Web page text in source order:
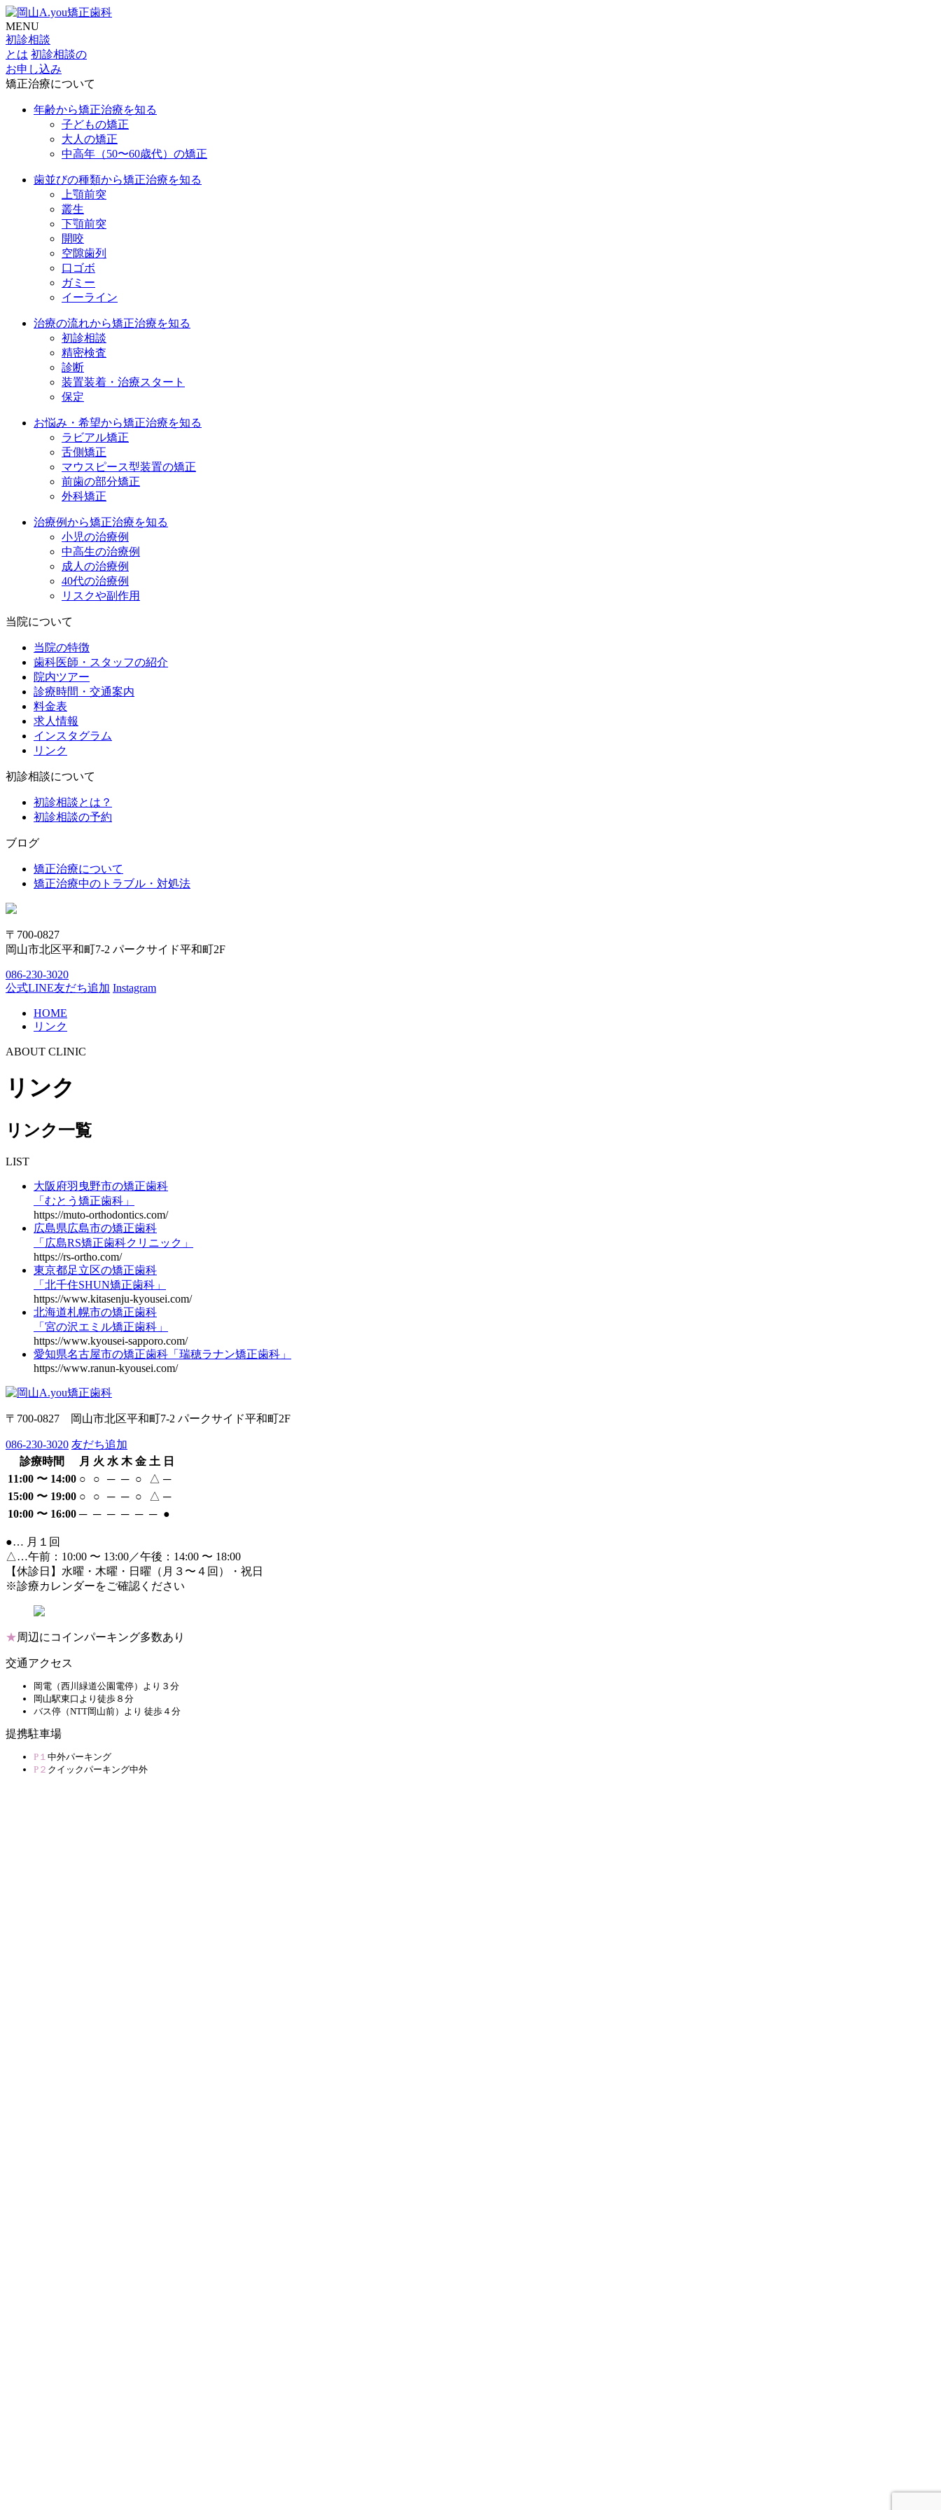
MENU
初診相談
とは 初診相談の
お申し込み
矯正治療について
年齢から矯正治療を知る
子どもの矯正
大人の矯正
中高年（50〜60歳代）の矯正
歯並びの種類から矯正治療を知る
上顎前突
叢生
下顎前突
開咬
空隙歯列
口ゴボ
ガミー
イーライン
治療の流れから矯正治療を知る
初診相談
精密検査
診断
装置装着・治療スタート
保定
お悩み・希望から矯正治療を知る
ラビアル矯正
舌側矯正
マウスピース型装置の矯正
前歯の部分矯正
外科矯正
治療例から矯正治療を知る
小児の治療例
中高生の治療例
成人の治療例
40代の治療例
リスクや副作用
当院について
当院の特徴
歯科医師・スタッフの紹介
院内ツアー
診療時間・交通案内
料金表
求人情報
インスタグラム
リンク
初診相談について
初診相談とは？
初診相談の予約
ブログ
矯正治療について
矯正治療中のトラブル・対処法
〒700-0827
岡山市北区平和町7-2 パークサイド平和町2F
086-230-3020
公式LINE友だち追加 Instagram
HOME
リンク
ABOUT CLINIC
リンク
リンク一覧
LIST
大阪府羽曳野市の矯正歯科
「むとう矯正歯科」
https://muto-orthodontics.com/
広島県広島市の矯正歯科
「広島RS矯正歯科クリニック」
https://rs-ortho.com/
東京都足立区の矯正歯科
「北千住SHUN矯正歯科」
https://www.kitasenju-kyousei.com/
北海道札幌市の矯正歯科
「宮の沢エミル矯正歯科」
https://www.kyousei-sapporo.com/
愛知県名古屋市の矯正歯科「瑞穂ラナン矯正歯科」
https://www.ranun-kyousei.com/
〒700-0827 岡山市北区平和町7-2 パークサイド平和町2F
086-230-3020 友だち追加
診療時間
月 火 水 木 金 土 日
11:00 〜 14:00 ○ ○ ─ ─ ○ △ ─
15:00 〜 19:00 ○ ○ ─ ─ ○ △ ─
10:00 〜 16:00 ─ ─ ─ ─ ─ ─ ●
●… 月１回
△…午前：10:00 〜 13:00／午後：14:00 〜 18:00
【休診日】水曜・木曜・日曜（月３〜４回）・祝日
※診療カレンダーをご確認ください
★周辺にコインパーキング多数あり
交通アクセス
岡電（西川緑道公園電停）より３分
岡山駅東口より徒歩８分
バス停（NTT岡山前）より 徒歩４分
提携駐車場
P１ 中外パーキング
P２ クイックパーキング中外